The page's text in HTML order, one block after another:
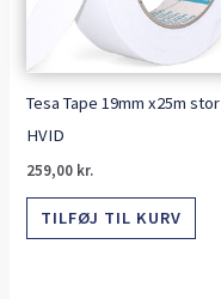
Tesa Tape 19mm x25m stor
HVID
259,00 kr.
TILFØJ TIL KURV